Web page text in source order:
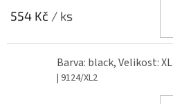
554 Kč / ks
Barva: black, Velikost: XL
| 9124/XL2